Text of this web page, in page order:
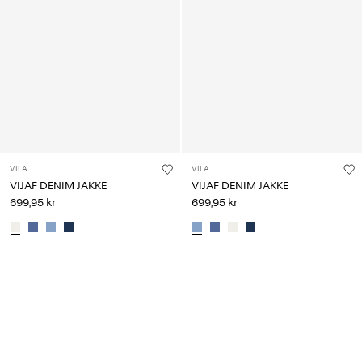
VILA
VIJAF DENIM JAKKE
699,95 kr
VILA
VIJAF DENIM JAKKE
699,95 kr